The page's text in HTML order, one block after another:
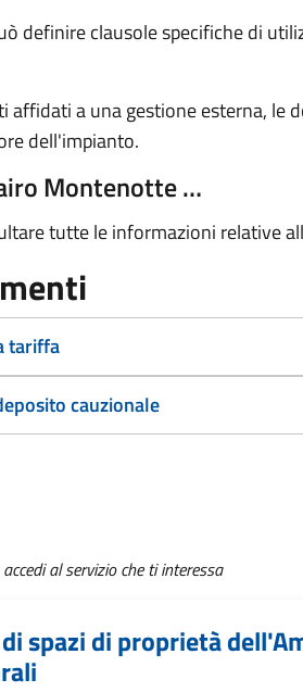
definire clausole specifiche di
affidati a una gestione esterna, le
dell'impianto.
Montenotte …
tutte le informazioni relative
tariffa
cauzionale
al servizio che ti interessa
spazi di proprietà